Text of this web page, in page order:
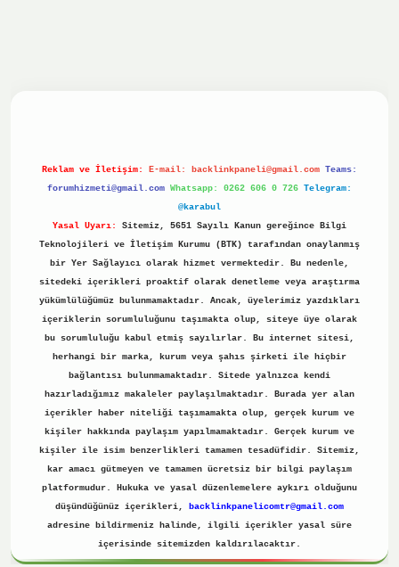
Reklam ve İletişim: E-mail: backlinkpaneli@gmail.com Teams:
forumhizmeti@gmail.com Whatsapp: 0262 606 0 726 Telegram:
@karabul
Yasal Uyarı:
Sitemiz, 5651 Sayılı Kanun gereğince Bilgi
Teknolojileri ve İletişim Kurumu (BTK) tarafından onaylanmış
bir Yer Sağlayıcı olarak hizmet vermektedir. Bu nedenle,
sitedeki içerikleri proaktif olarak denetleme veya araştırma
yükümlülüğümüz bulunmamaktadır. Ancak, üyelerimiz yazdıkları
içeriklerin sorumluluğunu taşımakta olup, siteye üye olarak
bu sorumluluğu kabul etmiş sayılırlar. Bu internet sitesi,
herhangi bir marka, kurum veya şahıs şirketi ile hiçbir
bağlantısı bulunmamaktadır. Sitede yalnızca kendi
hazırladığımız makaleler paylaşılmaktadır. Burada yer alan
içerikler haber niteliği taşımamakta olup, gerçek kurum ve
kişiler hakkında paylaşım yapılmamaktadır. Gerçek kurum ve
kişiler ile isim benzerlikleri tamamen tesadüfidir. Sitemiz,
kar amacı gütmeyen ve tamamen ücretsiz bir bilgi paylaşım
platformudur. Hukuka ve yasal düzenlemelere aykırı olduğunu
düşündüğünüz içerikleri,
backlinkpanelicomtr@gmail.com
adresine bildirmeniz halinde, ilgili içerikler yasal süre
içerisinde sitemizden kaldırılacaktır.